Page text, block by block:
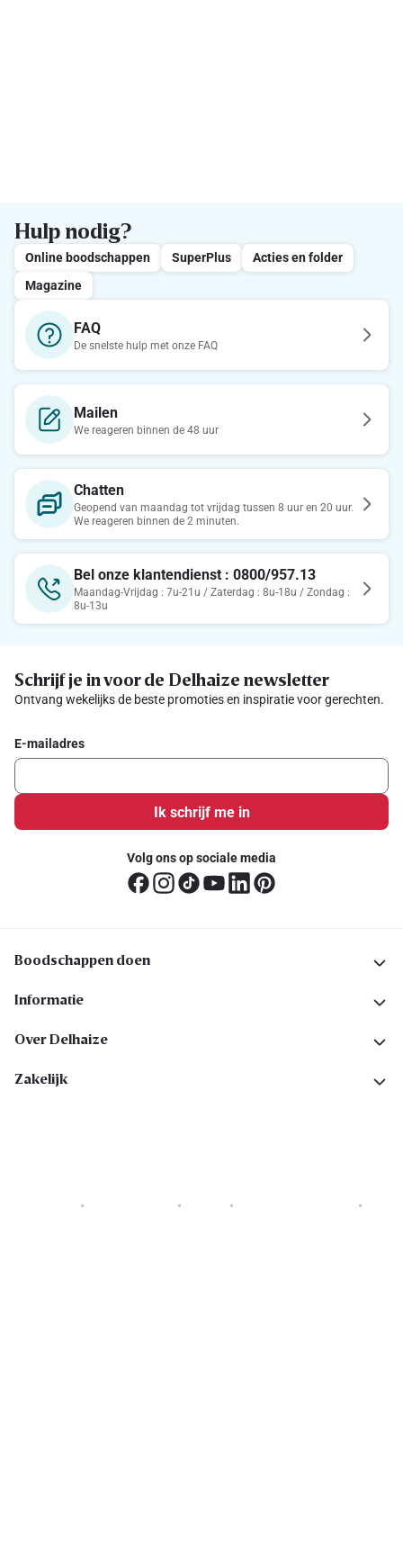
Hulp nodig?
Online boodschappen SuperPlus
Acties en folder
Magazine
FAQ
De snelste hulp met onze FAQ
Mailen
We reageren binnen de 48 uur
Chatten
Geopend van maandag tot vrijdag tussen 8 uur en 20 uur.
We reageren binnen de 2 minuten.
Bel onze klantendienst : 0800/957.13
Maandag-Vrijdag : 7u-21u / Zaterdag : 8u-18u / Zondag :
8u-13u
Schrijf je in voor de Delhaize newsletter
Ontvang wekelijks de beste promoties en inspiratie voor gerechten.
E-mailadres
Ik schrijf me in
Volg ons op sociale media
Boodschappen doen
Informatie
Over Delhaize
Zakelijk